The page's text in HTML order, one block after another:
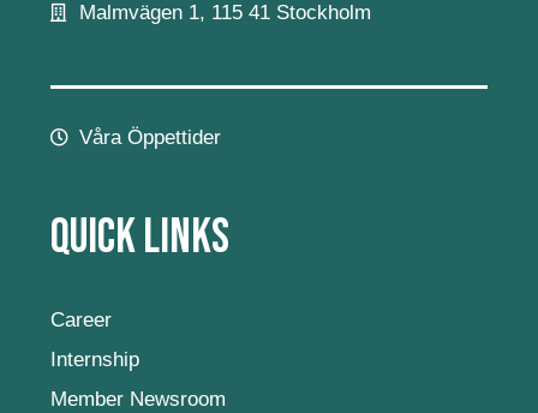
Malmvägen 1, 115 41 Stockholm
Våra Öppettider
Quick Links
Career
Internship
Member Newsroom